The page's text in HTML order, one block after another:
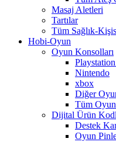
Masaj Aletleri
Tartılar
Tüm Sağlık-
Hobi-Oyun
Oyun Konsolları
Nintendo
xbox
Diğer
Tüm
Dijital Ürün
Destek
Oyun